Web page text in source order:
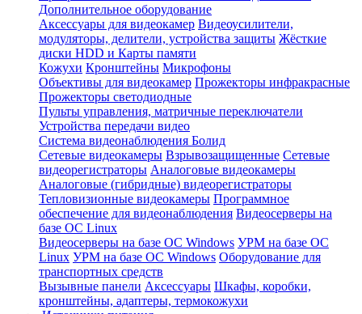
Дополнительное оборудование
Аксессуары для видеокамер Видеоусилители,
модуляторы, делители, устройства защиты Жёсткие
диски HDD и Карты памяти
Кожухи Кронштейны Микрофоны
Объективы для видеокамер Прожекторы инфракрасные
Прожекторы светодиодные
Пульты управления, матричные переключатели
Устройства передачи видео
Система видеонаблюдения Болид
Сетевые видеокамеры Взрывозащищенные Сетевые
видеорегистраторы Аналоговые видеокамеры
Аналоговые (гибридные) видеорегистраторы
Тепловизионные видеокамеры Программное
обеспечение для видеонаблюдения Видеосерверы на
базе ОС Linux
Видеосерверы на базе ОС Windows УРМ на базе ОС
Linux УРМ на базе ОС Windows Оборудование для
транспортных средств
Вызывные панели Аксессуары Шкафы, коробки,
кронштейны, адаптеры, термокожухи